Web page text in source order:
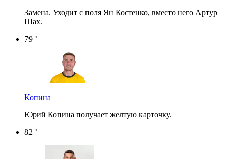
Замена. Уходит с поля Ян Костенко, вместо него Артур
Шах.
79 ’
Копина
Юрий Копина получает желтую карточку.
82 ’